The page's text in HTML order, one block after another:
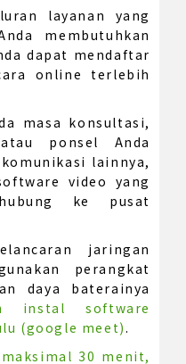
layanan yang
membutuhkan
dapat mendaftar
online terlebih
masa konsultasi,
ponsel Anda
lainnya,
video yang
ke pusat
jaringan
perangkat
daya baterainya
instal software
(google meet).
30 menit,